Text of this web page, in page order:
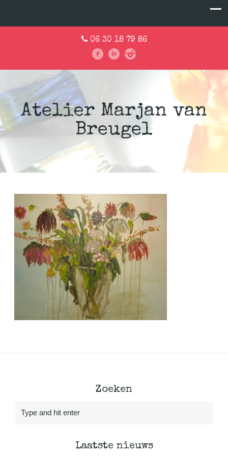
06 30 18 79 86
Atelier Marjan van
Breugel
Zoeken
Laatste nieuws